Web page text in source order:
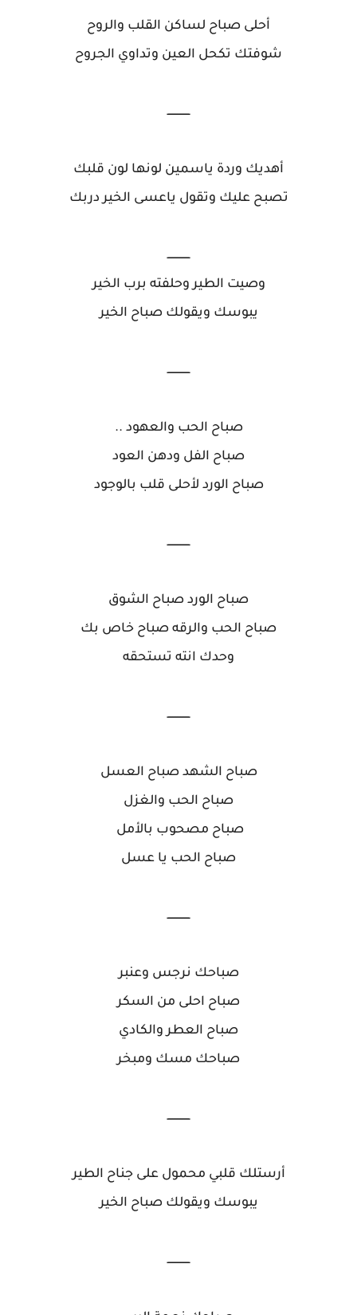
أحلى صباح لساكن القلب والروح
شوفتك تكحل العين وتداوي الجروح
ــــــــــــــ
أهديك وردة ياسمين لونها لون قلبك
تصبح عليك وتقول ياعسى الخير دربك
ــــــــــــــ
وصيت الطير وحلفته برب الخير
يبوسك ويقولك صباح الخير
ــــــــــــــ
صباح الحب والعهود ..
صباح الفل ودهن العود
صباح الورد لأحلى قلب بالوجود
ــــــــــــــ
صباح الورد صباح الشوق
صباح الحب والرقه صباح خاص بك
وحدك انته تستحقه
ــــــــــــــ
صباح الشهد صباح العسل
صباح الحب والغزل
صباح مصحوب بالأمل
صباح الحب يا عسل
ــــــــــــــ
صباحك نرجس وعنبر
صباح احلى من السكر
صباح العطر والكادي
صباحك مسك ومبخر
ــــــــــــــ
أرستلك قلبي محمول على جناح الطير
يبوسك ويقولك صباح الخير
ــــــــــــــ